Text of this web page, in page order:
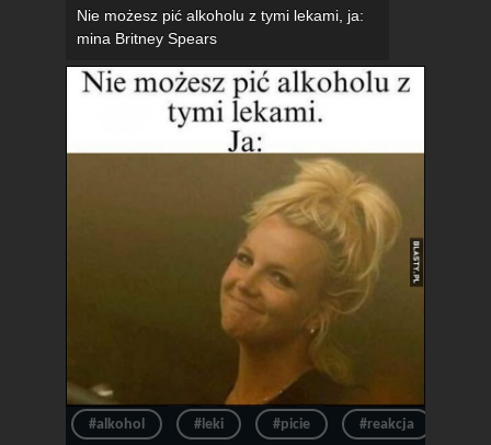
Nie możesz pić alkoholu z tymi lekami, ja:
mina Britney Spears
#alkohol #leki #picie #reakcja